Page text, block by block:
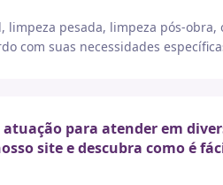
pesada, limpeza pós-
com suas necessidades
para atender em
site e descubra como é